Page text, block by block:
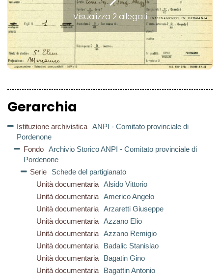
Visualizza 2 allegati
Gerarchia
Istituzione archivistica
ANPI - Comitato provinciale di
Pordenone
Fondo
Archivio Storico ANPI - Comitato provinciale di
Pordenone
Serie
Schede del partigianato
Unità documentaria
Alsido Vittorio
Unità documentaria
Americo Angelo
Unità documentaria
Arzaretti Giuseppe
Unità documentaria
Azzano Elio
Unità documentaria
Azzano Remigio
Unità documentaria
Badalic Stanislao
Unità documentaria
Bagatin Gino
Unità documentaria
Bagattin Antonio